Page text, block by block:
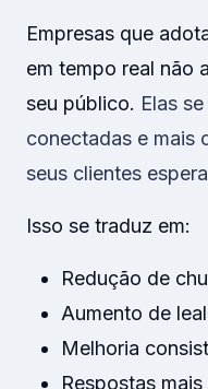
Empresas que
em tempo real não
seu público. Elas
conectadas e mais
seus clientes
Isso se traduz em:
Redução de
Aumento de
Melhoria
Respostas